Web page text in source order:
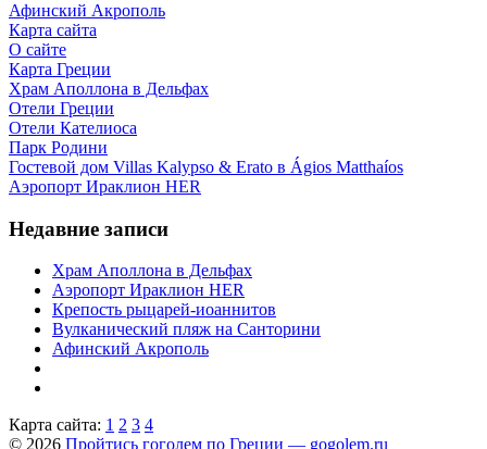
Афинский Акрополь
Карта сайта
О сайте
Карта Греции
Храм Аполлона в Дельфах
Отели Греции
Отели Кателиоса
Парк Родини
Гостевой дом Villas Kalypso & Erato в Ágios Matthaíos
Аэропорт Ираклион HER
Недавние записи
Храм Аполлона в Дельфах
Аэропорт Ираклион HER
Крепость рыцарей-иоаннитов
Вулканический пляж на Санторини
Афинский Акрополь
Карта сайта: 1 2 3 4
© 2026 Пройтись гоголем по Греции — gogolem.ru